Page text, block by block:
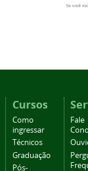
Se você
Cursos
Como
ingressar
Técnicos
Graduação
Pós-
Fale